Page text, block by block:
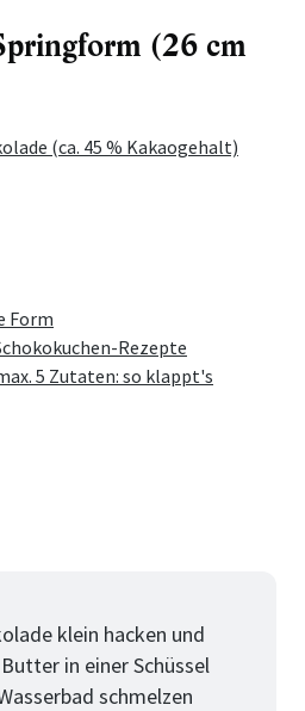
(26 cm
(ca. 45 % Kakaogehalt)
Form
Rezepte
5 Zutaten: so klappt's
klein hacken und
in einer Schüssel
schmelzen